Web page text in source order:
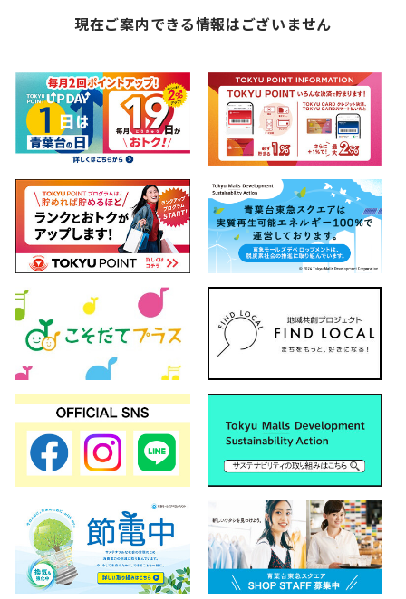
現在ご案内できる情報はございません